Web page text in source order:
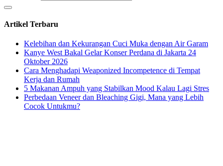
Artikel Terbaru
Kelebihan dan Kekurangan Cuci Muka dengan Air Garam
Kanye West Bakal Gelar Konser Perdana di Jakarta 24
Oktober 2026
Cara Menghadapi Weaponized Incompetence di Tempat
Kerja dan Rumah
5 Makanan Ampuh yang Stabilkan Mood Kalau Lagi Stres
Perbedaan Veneer dan Bleaching Gigi, Mana yang Lebih
Cocok Untukmu?